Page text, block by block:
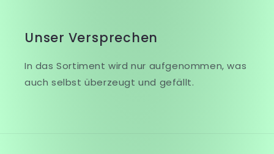
Unser Versprechen
In das Sortiment wird nur aufgenommen, was
auch selbst überzeugt und gefällt.